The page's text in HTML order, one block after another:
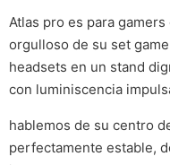
Atlas pro es para
orgulloso de su set
headsets en un stand
con luminiscencia
hablemos de su centro
perfectamente estable,